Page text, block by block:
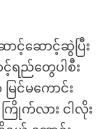
င့်ဆောင့်ဆွဲပြီး
ရည်တွေပါစီး
င်မကောင်း
ြိုက်လား ငါလိုး